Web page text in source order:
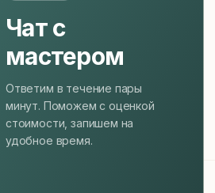
Чат с
мастером
Ответим в течение пары
минут. Поможем с оценкой
стоимости, запишем на
удобное время.